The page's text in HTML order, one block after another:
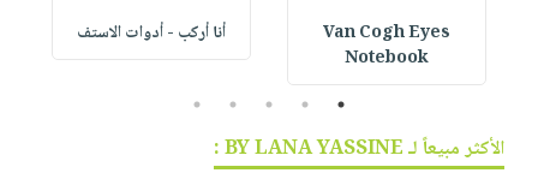
Van Cogh Eyes
Notebook
أنا أركب - أدوات الاستف
1
2
3
4
5
الأكثر مبيعاً لـ BY LANA YASSINE :